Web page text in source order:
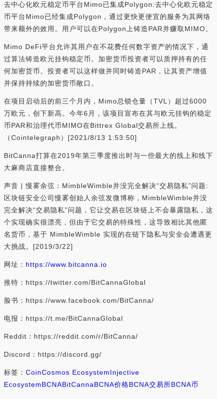
去中心化欧元稳定币平台Mimo已集成Polygon:去中心化欧元稳定
币平台Mimo已经集成Polygon，通过更快更便宜的服务为其网络
带来额外的效用。用户可以在Polygon上铸造PAR并赚取MIMO。
Mimo DeFi平台允许其用户在不花费任何数字资产的情况下，通
过算法铸造欧元挂钩稳定币。加密货币投资者可以质押持有的任
何加密货币。投资者可以这样做并同时铸造PAR，让其资产增值
并保持持续的加密货币敞口。
在项目启动后的前三个月内，Mimo总锁仓量（TVL）超过6000
万欧元，创下新高。今年6月，该项目宣布在其与欧元挂钩的稳定
币PAR和治理代币MIMO在Bittrex Global交易所上线。
（Cointelegraph）[2021/8/13 1:53:50]
BitCanna打算在2019年第三季度推出时与一些最大的线上和线下
大麻商店直接整合。
声音 | 慢雾余弦：MimbleWimble并没完全解决“交易隐私”问题:
区块链安全公司慢雾创始人余弦发微博称，MimbleWimble并没
完全解决“交易隐私”问题，它让交易在区块链上不会暴露隐私，这
个实现确实很漂亮，但由于它交易的特殊性，这导致相比其他匿
名货币，基于 MimbleWimble 实现的在链下隐私与安全会遭遇更
大挑战。[2019/3/22]
网址： https://www.bitcanna.io
推特：https://twitter.com/BitCannaGlobal
脸书：https://www.facebook.com/BitCanna/
电报：https://t.me/BitCannaGlobal
Reddit：https://reddit.com/r/BitCanna/
Discord：https://discord.gg/
标签： CoinCosmos EcosystemInjective
EcosystemBCNABitCannaBCNA价格BCNA交易所BCNA币